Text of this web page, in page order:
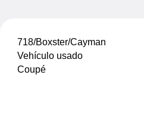
718/Boxster/Cayman
Vehículo usado
Coupé